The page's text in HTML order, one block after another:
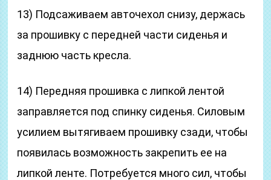
13) Подсаживаем авточехол снизу, держась
за прошивку с передней части сиденья и
заднюю часть кресла.
14) Передняя прошивка с липкой лентой
заправляется под спинку сиденья. Силовым
усилием вытягиваем прошивку сзади, чтобы
появилась возможность закрепить ее на
липкой ленте. Потребуется много сил, чтобы